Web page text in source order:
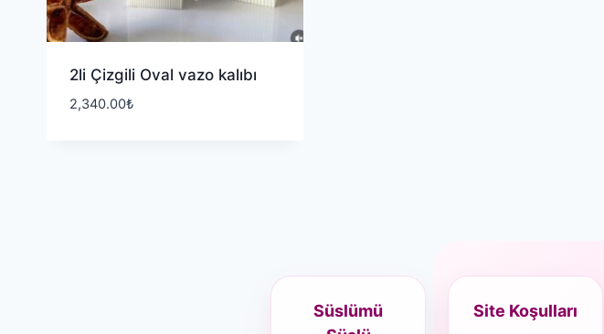
2li Çizgili Oval vazo kalıbı
2,340.00₺
Süslümü
Site Koşulları